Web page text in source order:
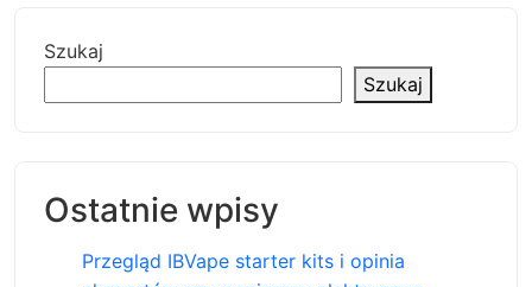
Szukaj
Szukaj
Ostatnie wpisy
Przegląd IBVape starter kits i opinia